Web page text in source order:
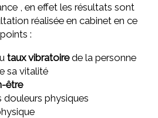
, en effet les résultats sont
réalisée en cabinet en ce
:
taux vibratoirede la personne
sa vitalité
être
physiques